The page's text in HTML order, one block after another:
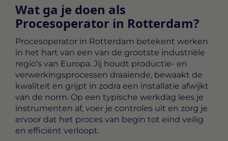
Wat ga je doen als
Procesoperator in Rotterdam?
Procesoperator in Rotterdam betekent werken
in het hart van een van de grootste industriële
regio’s van Europa. Jij houdt productie- en
verwerkingsprocessen draaiende, bewaakt de
kwaliteit en grijpt in zodra een installatie afwijkt
van de norm. Op een typische werkdag lees je
instrumenten af, voer je controles uit en zorg je
ervoor dat het proces van begin tot eind veilig
en efficiënt verloopt.